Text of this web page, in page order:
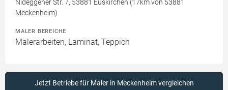
Nideggener Str. 7, 53881 Euskirchen (17km von 53881
Meckenheim)
MALER BEREICHE
Malerarbeiten, Laminat, Teppich
Jetzt Betriebe für Maler in Meckenheim vergleichen